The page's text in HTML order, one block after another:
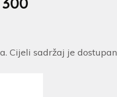
Cijeli sadržaj je dostupan